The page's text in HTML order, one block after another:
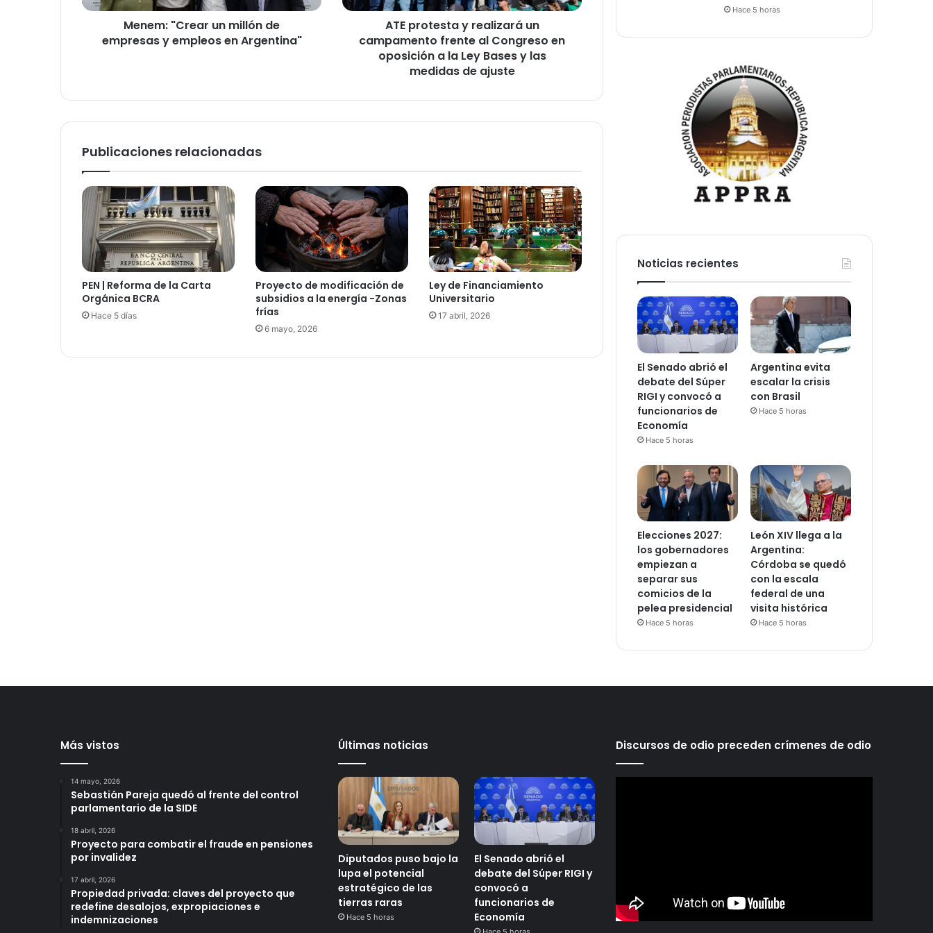
en
Argentina"Menem: "Crear un millón de
empresas y empleos en Argentina"
Congreso
oposición
las
ajuste
ATE protesta y realizará un
campamento frente al Congreso en
oposición a la Ley Bases y las
medidas de ajuste
Publicaciones relacionadas
PEN | Reforma de la Carta
Orgánica BCRA
Hace 5 días
Proyecto de modificación de
subsidios a la energía -Zonas
frías
6 mayo, 2026
Ley de Financiamiento
Universitario
17 abril, 2026
Hace 5 horas
Noticias recientes
El Senado abrió el
debate del Súper
RIGI y convocó a
funcionarios de
Economía
Hace 5 horas
Argentina evita
escalar la crisis
con Brasil
Hace 5 horas
Elecciones 2027:
los gobernadores
empiezan a
separar sus
comicios de la
pelea presidencial
Hace 5 horas
León XIV llega a la
Argentina:
Córdoba se quedó
con la escala
federal de una
visita histórica
Hace 5 horas
Más vistos
14 mayo, 2026
Sebastián Pareja quedó al frente del control
parlamentario de la SIDE
18 abril, 2026
Proyecto para combatir el fraude en pensiones
por invalidez
17 abril, 2026
Propiedad privada: claves del proyecto que
redefine desalojos, expropiaciones e
indemnizaciones
Últimas noticias
Diputados puso bajo la
lupa el potencial
estratégico de las
tierras raras
Hace 5 horas
El Senado abrió el
debate del Súper RIGI y
convocó a
funcionarios de
Economía
Discursos de odio preceden crímenes de odio